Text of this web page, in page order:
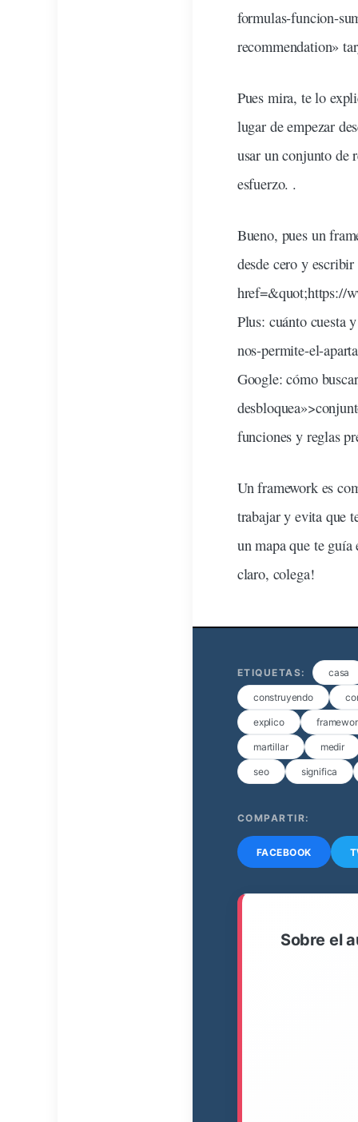
formulas-funcion-
recommendation»
Pues mira, te lo
lugar de empezar
usar unconjunto de
esfuerzo. .
Bueno, pues un
desde cero y
href=&quot;https://
Plus: cuánto cuesta
nos-permite-el-
Google: cómo
funciones y reglas
Un framework es
trabajar y evita que
un mapa que te
claro, colega!
ETIQUETAS: casa
construyendo
explico
martillar medir
seo significa
COMPARTIR:
FACEBOOK
Sobre el